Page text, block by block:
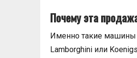
Почему эта
Именно такие
Lamborghini или